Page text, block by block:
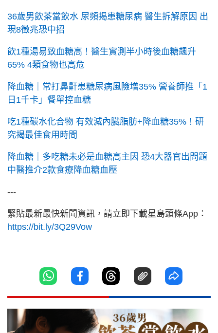
36歲男飲茶當飲水 尿頻揭患糖尿病 醫生拆解原因 出
現8徵兆恐中招
飲1種湯易致血糖高！醫生實測半小時後血糖飆升
65% 4類食物也高危
降血糖｜常打鼻鼾患糖尿病風險增35% 營養師推「1
日1千卡」餐單控血糖
吃1種碳水化合物 有效減內臟脂肪+降血糖35%！研
究揭最佳食用時間
降血糖｜多吃糖未必是血糖高主因 恐4大器官出問題
中醫推介2款食療降血糖血壓
---
緊貼最新最快新聞資訊，請立即下載星島頭條App：
https://bit.ly/3Q29Vow